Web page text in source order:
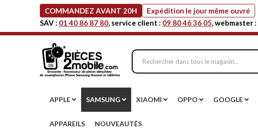
COMMANDEZ AVANT 20H
Expédition le jour même ouvré
SAV : 01 40 86 87 80, service client : 09 80 46 36 05, webmaster :
APPLE SAMSUNG XIAOMI OPPO GOOGLE
APPAREILS NOUVEAUTÉS